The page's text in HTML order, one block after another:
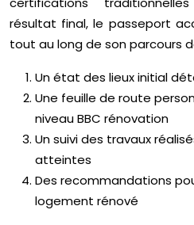
résultat final, le passeport
tout au long de son parcours
Un état des lieux initial
Une feuille de route
niveau BBC rénovation
Un suivi des travaux
atteintes
Des recommandations
logement rénové